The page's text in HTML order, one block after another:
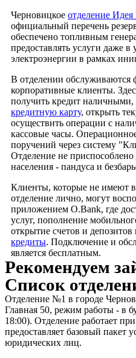
Черновицкое отделение Идея
официальный перечень
обеспечено топливным
предоставлять услуги даже
электроэнергии в рамках
В отделении
корпоративные клиенты.
получить кредит наличными,
кредитную карту, открыть
осуществить операции с
кассовые часы.
поручений через систему
Отделение не
населения - пандуса и
Клиенты, которые не имеют
отделение лично, могут
приложением O.Bank, где
услуг, пополнение
открытие счетов и депозитов
кредиты. Подключение и
является бесплатным.
Рекомендуем
Список
Отделение №1 в городе
Главная 50, режим работы - в
18:00). Отделение работает
предоставляет базовый пакет
юридических лиц.